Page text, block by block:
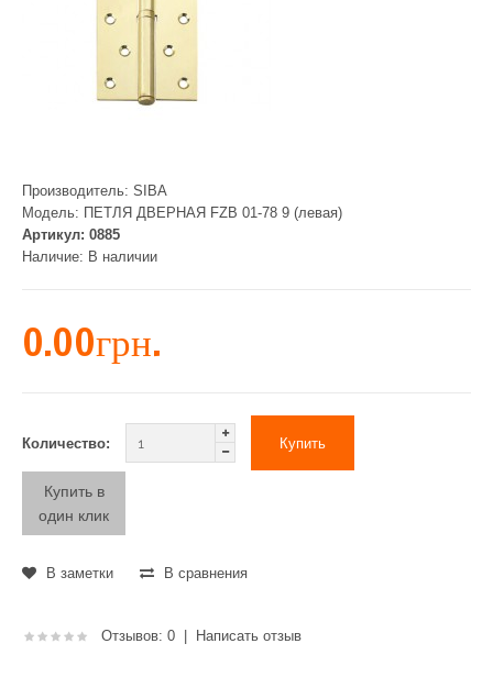
Производитель: SIBA
Модель: ПЕТЛЯ ДВЕРНАЯ FZB 01-78 9 (левая)
Артикул: 0885
Наличие: В наличии
0.00грн.
Количество:
Купить в
один клик
В заметки В сравнения
Отзывов: 0 | Написать отзыв